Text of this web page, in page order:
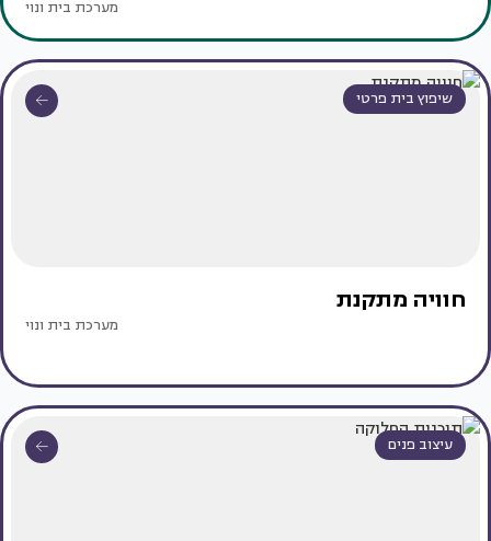
מערכת בית ונוי
שיפוץ בית פרטי
חוויה מתקנת
מערכת בית ונוי
עיצוב פנים